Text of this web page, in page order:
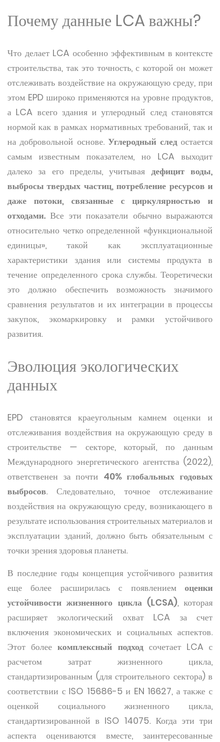
Почему данные LCA важны?
Что делает LCA особенно эффективным в контексте
строительства, так это точность, с которой он может
отслеживать воздействие на окружающую среду, при
этом EPD широко применяются на уровне продуктов,
а LCA всего здания и углеродный след становятся
нормой как в рамках нормативных требований, так и
на добровольной основе.Углеродный следостается
самым известным показателем, но LCA выходит
далеко за его пределы, учитывая дефицит воды,
выбросы твердых частиц, потребление ресурсов и
даже потоки, связанные с циркулярностью и
отходами. Все эти показатели обычно выражаются
относительно четко определенной «функциональной
единицы», такой как эксплуатационные
характеристики здания или системы продукта в
течение определенного срока службы. Теоретически
это должно обеспечить возможность значимого
сравнения результатов и их интеграции в процессы
закупок, экомаркировку и рамки устойчивого
развития.
Эволюция экологических
данных
EPD становятся краеугольным камнем оценки и
отслеживания воздействия на окружающую среду в
строительстве — секторе, который, по данным
Международного энергетического агентства (2022),
ответственен за почти 40% глобальных годовых
выбросов. Следовательно, точное отслеживание
воздействия на окружающую среду, возникающего в
результате использования строительных материалов и
эксплуатации зданий, должно быть обязательным с
точки зрения здоровья планеты.
В последние годы концепция устойчивого развития
еще более расширилась с появлением оценки
устойчивости жизненного цикла (LCSA), которая
расширяет экологический охват LCA за счет
включения экономических и социальных аспектов.
Этот болеекомплексный подходсочетает LCA с
расчетом затрат жизненного цикла,
стандартизированным (для строительного сектора) в
соответствии с ISO 15686-5 и EN 16627, а также с
оценкой социального жизненного цикла,
стандартизированной в ISO 14075. Когда эти три
аспекта оцениваются вместе, заинтересованные